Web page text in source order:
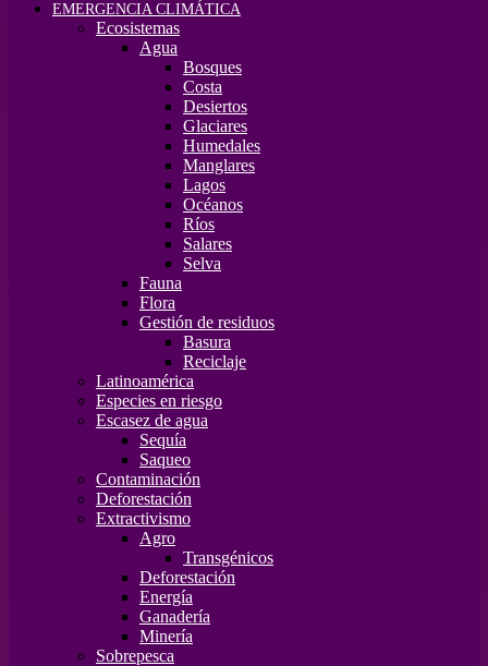
EMERGENCIA CLIMÁTICA
Ecosistemas
Agua
Bosques
Costa
Desiertos
Glaciares
Humedales
Manglares
Lagos
Océanos
Ríos
Salares
Selva
Fauna
Flora
Gestión de residuos
Basura
Reciclaje
Latinoamérica
Especies en riesgo
Escasez de agua
Sequía
Saqueo
Contaminación
Deforestación
Extractivismo
Agro
Transgénicos
Deforestación
Energía
Ganadería
Minería
Sobrepesca